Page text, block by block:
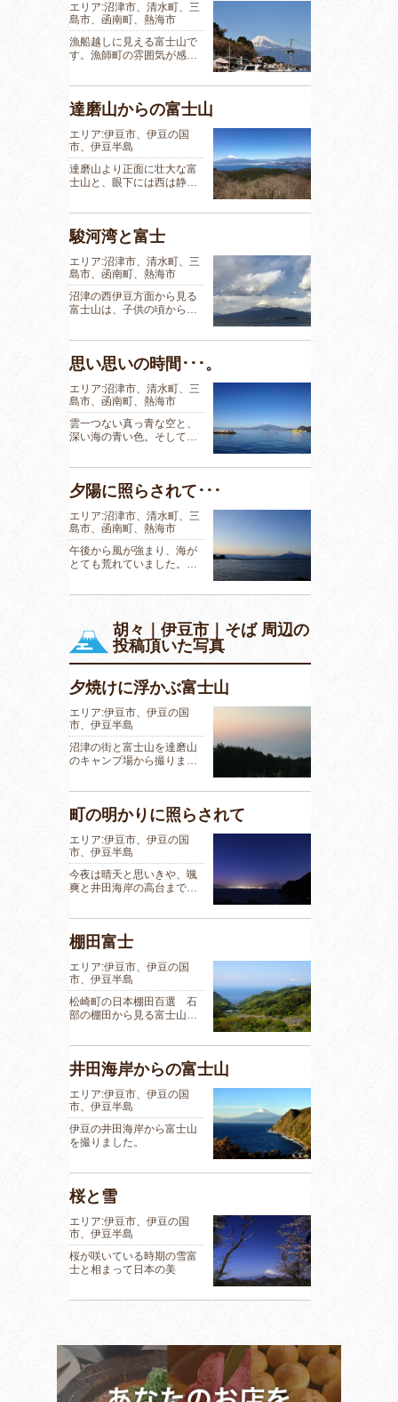
エリア:沼津市、清水町、三
島市、函南町、熱海市
漁船越しに見える富士山で
す。漁師町の雰囲気が感…
達磨山からの富士山
エリア:伊豆市、伊豆の国
市、伊豆半島
達磨山より正面に壮大な富
士山と、眼下には西は静…
駿河湾と富士
エリア:沼津市、清水町、三
島市、函南町、熱海市
沼津の西伊豆方面から見る
富士山は、子供の頃から…
思い思いの時間･･･。
エリア:沼津市、清水町、三
島市、函南町、熱海市
雲一つない真っ青な空と、
深い海の青い色。そして…
夕陽に照らされて･･･
エリア:沼津市、清水町、三
島市、函南町、熱海市
午後から風が強まり、海が
とても荒れていました。…
胡々｜伊豆市｜そば 周辺の
投稿頂いた写真
夕焼けに浮かぶ富士山
エリア:伊豆市、伊豆の国
市、伊豆半島
沼津の街と富士山を達磨山
のキャンプ場から撮りま…
町の明かりに照らされて
エリア:伊豆市、伊豆の国
市、伊豆半島
今夜は晴天と思いきや、颯
爽と井田海岸の高台まで…
棚田富士
エリア:伊豆市、伊豆の国
市、伊豆半島
松崎町の日本棚田百選 石
部の棚田から見る富士山…
井田海岸からの富士山
エリア:伊豆市、伊豆の国
市、伊豆半島
伊豆の井田海岸から富士山
を撮りました。
桜と雪
エリア:伊豆市、伊豆の国
市、伊豆半島
桜が咲いている時期の雪富
士と相まって日本の美